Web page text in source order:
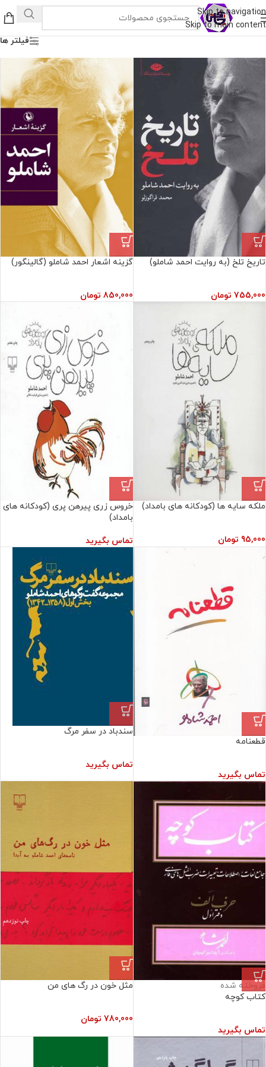
Skip to navigation
Skip to main content
فیلتر ها
تاریخ تلخ (به روایت احمد شاملو)
755,000 تومان
گزینه اشعار احمد شاملو (گالینگور)
850,000 تومان
ملکه سایه ها (کودکانه های بامداد)
95,000 تومان
خروس زری پیرهن پری (کودکانه های
بامداد)
تماس بگیرید
قطعنامه
تماس بگیرید
سندباد در سفر مرگ
تماس بگیرید
فروخته شده
کتاب کوچه
تماس بگیرید
مثل خون در رگ های من
780,000 تومان